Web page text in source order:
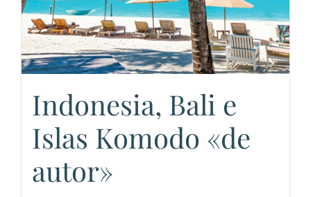
Indonesia, Bali e
Islas Komodo «de
autor»